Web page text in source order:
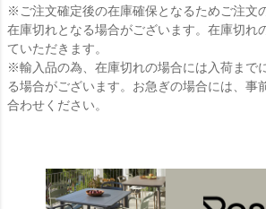
※ご注文確定後の在庫確保となるためご注文
在庫切れとなる場合がございます。在庫切れ
ていただきます。
※輸入品の為、在庫切れの場合には入荷まで
る場合がございます。お急ぎの場合には、事
合わせください。